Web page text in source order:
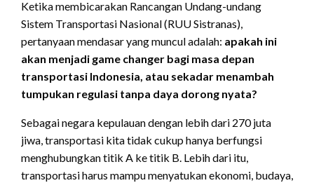
Ketika membicarakan Rancangan Undang-undang
Sistem Transportasi Nasional (RUU Sistranas),
pertanyaan mendasar yang muncul adalah: apakah ini
akan menjadi game changer bagi masa depan
transportasi Indonesia, atau sekadar menambah
tumpukan regulasi tanpa daya dorong nyata?
Sebagai negara kepulauan dengan lebih dari 270 juta
jiwa, transportasi kita tidak cukup hanya berfungsi
menghubungkan titik A ke titik B. Lebih dari itu,
transportasi harus mampu menyatukan ekonomi, budaya,